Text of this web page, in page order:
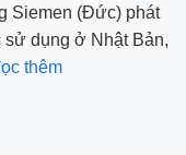
Siemen (Đức) phát
dụng ở Nhật Bản,
thêm